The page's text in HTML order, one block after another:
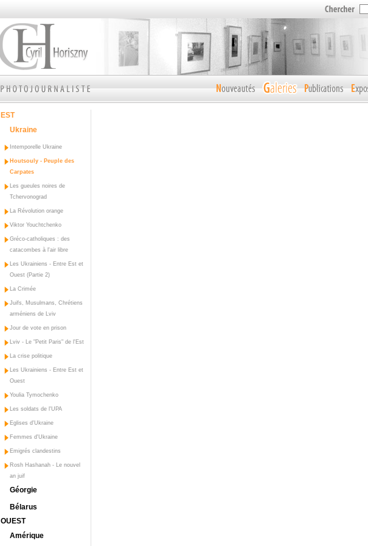
EST
Ukraine
Intemporelle Ukraine
Houtsouly - Peuple des
Carpates
Les gueules noires de
Tchervonograd
La Révolution orange
Viktor Youchtchenko
Gréco-catholiques : des
catacombes à l'air libre
Les Ukrainiens - Entre Est et
Ouest (Partie 2)
La Crimée
Juifs, Musulmans, Chrétiens
arméniens de Lviv
Jour de vote en prison
Lviv - Le "Petit Paris" de l'Est
La crise politique
Les Ukrainiens - Entre Est et
Ouest
Youlia Tymochenko
Les soldats de l'UPA
Eglises d'Ukraine
Femmes d'Ukraine
Emigrés clandestins
Rosh Hashanah - Le nouvel
an juif
Géorgie
Bélarus
OUEST
Amérique